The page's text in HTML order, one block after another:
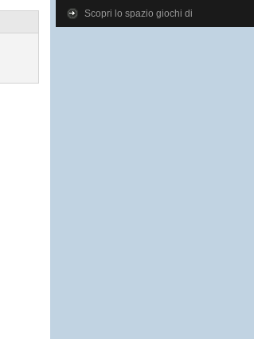
Scopri lo spazio giochi di